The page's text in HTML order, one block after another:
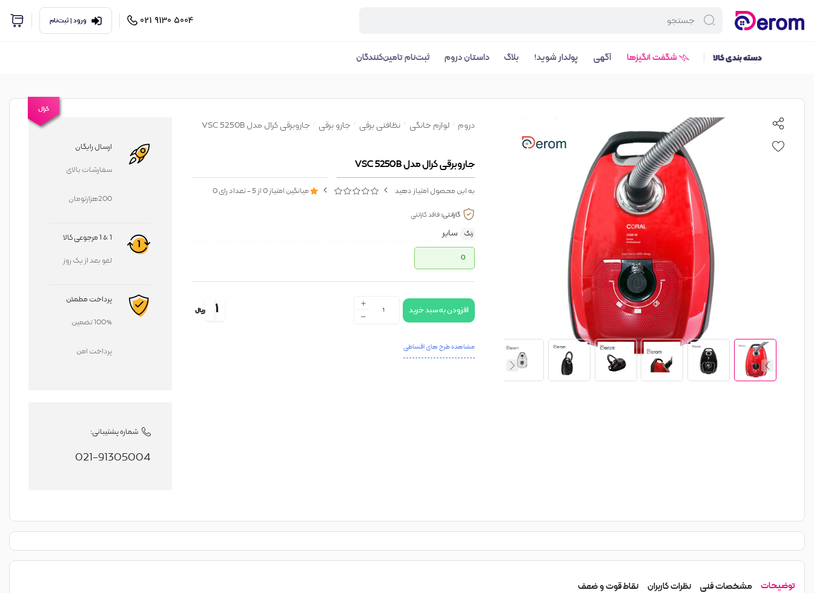
5004 9130 021 ورود | ثبت‌نام
دسته بندی کالا شگفت انگیزها آگهی پولدار شوید! بلاگ داستان دروم ثبت‌نام تامین‌کنندگان
کرال
دروم لوازم خانگی نظافتی برقی جارو برقی جاروبرقی کرال مدل VSC 5250B
جاروبرقی کرال مدل VSC 5250B
به این محصول امتیاز دهید میانگین امتیاز0از5- تعداد رای0
گارانتی:فاقد گارانتی
رنگ
سایر
0
+
- افزودن به سبد خرید 1 ریال
مشاهده طرح های اقساطی
ارسال رایگان
سفارشات بالای
200هزارتومان
1 & 1 مرجوعی کالا
لغو بعد از یک روز
پرداخت مطمئن
100% تضمین
پرداخت امن
شماره پشتیبانی:
021-91305004
توضیحات مشخصات فنی نظرات کاربران نقاط قوت و ضعف